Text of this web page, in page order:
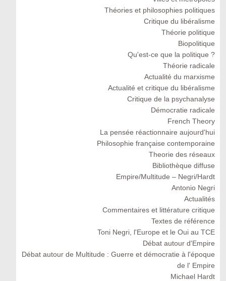
Théories et philosophies politiques
Critique du libéralisme
Théorie politique
Biopolitique
Qu'est-ce que la politique ?
Théorie radicale
Actualité du marxisme
Actualité et critique du libéralisme
Critique de la psychanalyse
Démocratie radicale
French Theory
La pensée réactionnaire aujourd'hui
Philosophie française contemporaine
Theorie des réseaux
Bibliothèque diffuse
Empire/Multitude – Negri/Hardt
Antonio Negri
Actualités
Commentaires et littérature critique
Textes de référence
Toni Negri, l'Europe et le Oui au TCE
Débat autour d'Empire
Débat autour de Multitude : Guerre et démocratie à l'époque
de l' Empire
Michael Hardt